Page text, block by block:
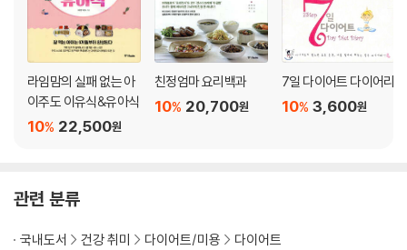
라임맘의 실패 없는 아
이주도 이유식&유아식
22,500원
10%
친정엄마 요리백과
20,700원
10%
7일 다이어트 다이어리
3,600원
10%
관련 분류
국내도서 건강 취미 다이어트/미용
다이어트